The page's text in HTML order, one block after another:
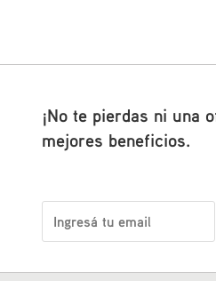
¡No te pierdas ni una
mejores beneficios.